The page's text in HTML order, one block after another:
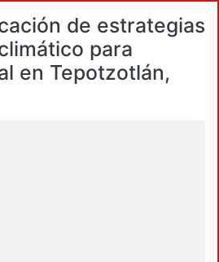
de estrategias
para
en Tepotzotlán,